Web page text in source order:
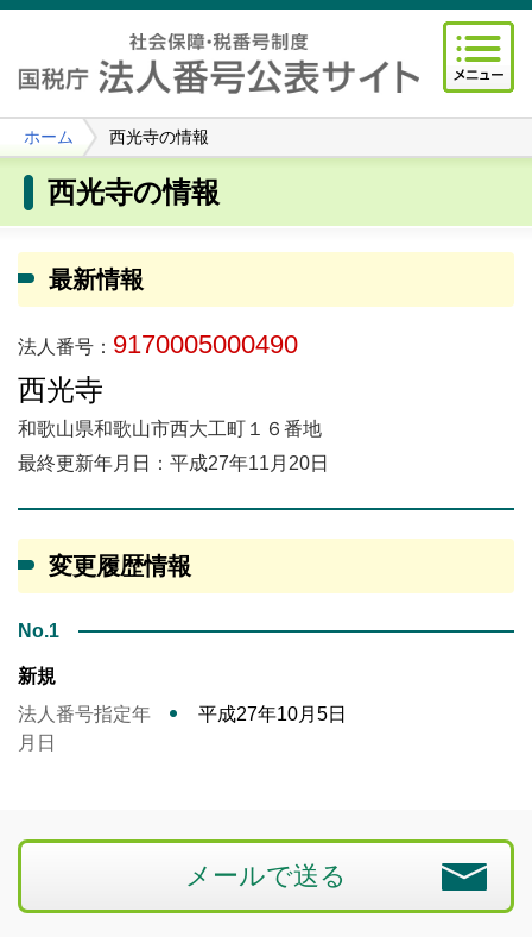
ホーム 西光寺の情報
西光寺の情報
最新情報
法人番号： 9170005000490
西光寺
和歌山県和歌山市西大工町１６番地
最終更新年月日：平成27年11月20日
変更履歴情報
No.1
新規
法人番号指定年
月日
平成27年10月5日
メールで送る